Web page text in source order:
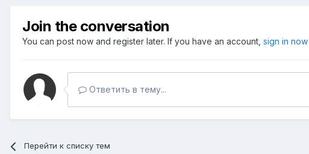
Join the conversation
You can post now and register later. If you have an account, sign in now
Ответить в тему...
Перейти к списку тем